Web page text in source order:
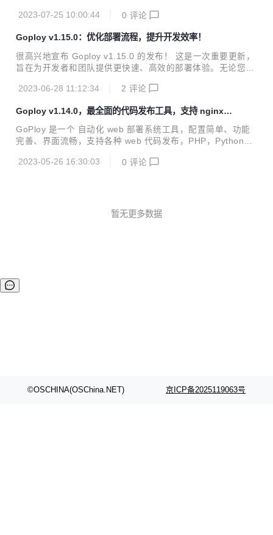
署策略： 新版本引入了更智能的部署策略，可以根据您的应用
个人项目还是企业级应用，Goploy都将成为您不可或缺的部署
语言部署工具，旨在简化应用的部署和管理流程。它支持多种
部署方式，包括本地、远程、Docker容器等，使您能够灵活地
管理您的应用程序。Goploy还提供了一个直观的Web界面，
与改进 全新界面设计：Goploy v1.15.1带来了全新的We...
2023-07-25 10:00:44 0 评论
Goploy v1.15.0：优化部署流程，提升开发效率！
很高兴地宣布 Goploy v1.15.0 的发布！ 这是一次重要更新，
旨在为开发者和团队提供更快速、高效的部署体验。无论您是
的首选部署工具。 Goploy 是一款基于 Go 语言开发的强大部
静态文件。让我们来看看 Goploy v1.15.0 带来了哪些激动人
心的更新吧： 部署速度提升：Goploy v1.15.0 经过全面的优
化，显著提高了部署速度。无论您的项目规模如何庞大，Gopl
oy 都能以惊人的效率完成部署，节省您宝贵的时间。 更灵活
的部署选项：Goploy 支持...
2023-06-28 11:12:34 2 评论
Goploy v1.14.0，最全面的代码发布工具，支持 nginx
管理
GoPloy 是一个 自动化 web 部署系统工具，配置简单、功能
完善、界面流畅，支持各种 web 代码发布，PHP，Python，J
更新，支持nginx管理
2023-05-26 16:30:03 0 评论
暂无更多数据
©OSCHINA(OSChina.NET) 京ICP备2025119063号